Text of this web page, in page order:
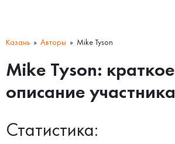
Казань Авторы Mike Tyson
Mike Tyson: краткое
описание участника
Статистика: